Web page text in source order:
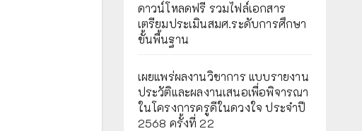
ดาวน์โหลดฟรี รวมไฟล์เอกสาร
เตรียมประเมินสมศ.ระดับการศึกษา
ขั้นพื้นฐาน
เผยแพร่ผลงานวิชาการ แบบรายงาน
ประวัติและผลงานเสนอเพื่อพิจารณา
ในโครงการครูดีในดวงใจ ประจำปี
2568 ครั้งที่ 22